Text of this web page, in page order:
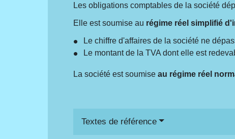
Les obligations comptables de la société
Elle est soumise au régime réel simplifié
Le chiffre d'affaires de la société ne
Le montant de la TVA dont elle est
La société est soumiseau régime réel
Textes de référence